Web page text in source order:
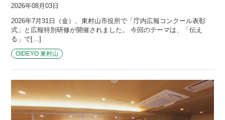
2026年08月03日
2026年7月31日（金）、東村山市役所で「庁内広報コンクール表彰
式」と広報特別研修が開催されました。 今回のテーマは、「伝え
る」で[…]
OIDEYO 東村山